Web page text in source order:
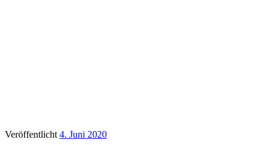
Veröffentlicht 4. Juni 2020